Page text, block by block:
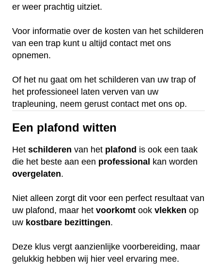
er weer prachtig uitziet.
Voor informatie over de kosten van het schilderen
van een trap kunt u altijd contact met ons
opnemen.
Of het nu gaat om het schilderen van uw trap of
het professioneel laten verven van uw
trapleuning, neem gerust contact met ons op.
Een plafond witten
Het schilderen van het plafond is ook een taak
die het beste aan een professional kan worden
overgelaten.
Niet alleen zorgt dit voor een perfect resultaat van
uw plafond, maar het voorkomt ook vlekken op
uw kostbare bezittingen.
Deze klus vergt aanzienlijke voorbereiding, maar
gelukkig hebben wij hier veel ervaring mee.